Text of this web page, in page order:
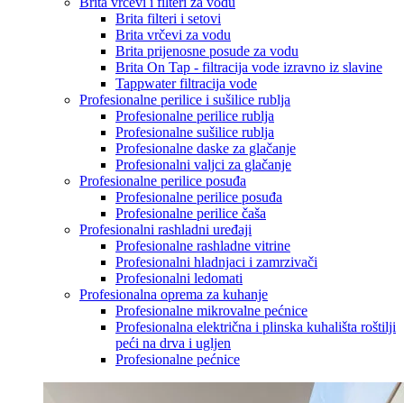
Brita filteri i setovi
Brita vrčevi za vodu
Brita prijenosne posude za vodu
Brita On Tap - filtracija vode izravno iz slavine
Tappwater filtracija vode
Profesionalne perilice i sušilice rublja
Profesionalne perilice rublja
Profesionalne sušilice rublja
Profesionalne daske za glačanje
Profesionalni valjci za glačanje
Profesionalne perilice posuđa
Profesionalne perilice posuđa
Profesionalne perilice čaša
Profesionalni rashladni uređaji
Profesionalne rashladne vitrine
Profesionalni hladnjaci i zamrzivači
Profesionalni ledomati
Profesionalna oprema za kuhanje
Profesionalne mikrovalne pećnice
Profesionalna električna i plinska kuhališta roštilji
peći na drva i ugljen
Profesionalne pećnice